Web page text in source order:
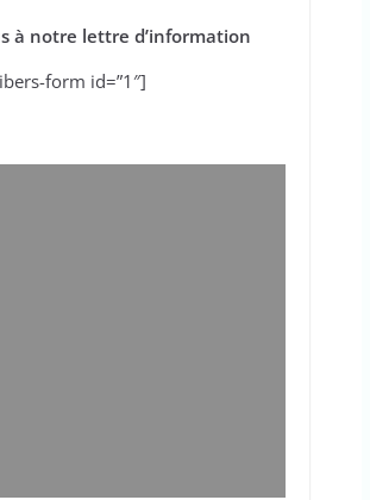
à notre lettre d’information
form id=”1″]